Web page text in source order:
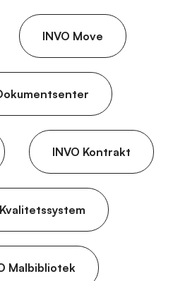
INVO Move
INVO Kontrakt
Malbibliotek